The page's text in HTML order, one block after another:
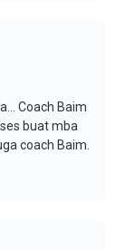
Coach Baim
buat mba
coach Baim.